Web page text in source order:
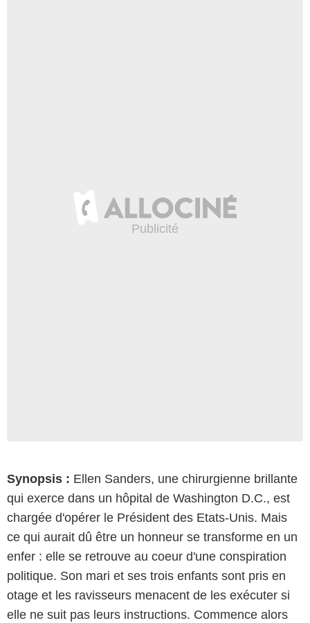
Synopsis : Ellen Sanders, une chirurgienne brillante
qui exerce dans un hôpital de Washington D.C., est
chargée d'opérer le Président des Etats-Unis. Mais
ce qui aurait dû être un honneur se transforme en un
enfer : elle se retrouve au coeur d'une conspiration
politique. Son mari et ses trois enfants sont pris en
otage et les ravisseurs menacent de les exécuter si
elle ne suit pas leurs instructions. Commence alors